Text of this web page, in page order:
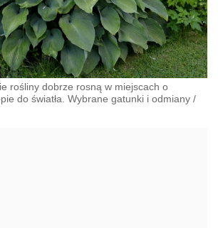
rośliny dobrze rosną w miejscach o
do światła. Wybrane gatunki i odmiany /